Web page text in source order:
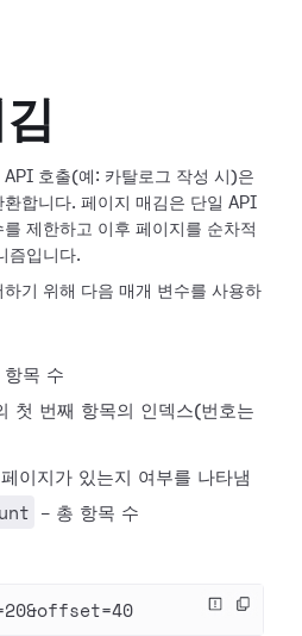
호출(예: 카탈로그 작성 시)은
합니다. 페이지 매김은 단일 API
제한하고 이후 페이지를 순차적
즘입니다.
기 위해 다음 매개 변수를 사용하
목 수
첫 번째 항목의 인덱스(번호는
이지가 있는지 여부를 나타냄
- 총 항목 수